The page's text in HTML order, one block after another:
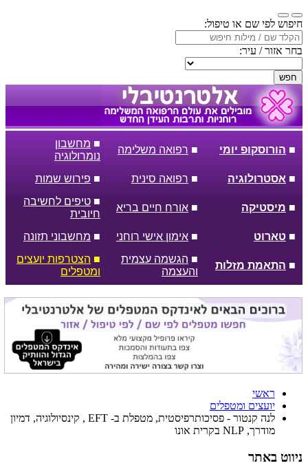
חיפוש לפי שם או טיפול:
בחר אזור / עיר:
חפש
■ הורוסקופ יומי ■ רפואה משלימה
■ מחשבון
נומרולוגיה
■ אסטרולוגיה ■ רפואה סינית ■ פירוש שמות
■ מיסטיקה ■ אורח חיים בריא
■ טיפים לחשיבה
חיובית
■ טארוט ■ אימון אישי רוחני ■ מחשבוני תזונה
■ התאמת מזלות
■ הגשמה עצמית
והעצמה
■ הצטרפות יועצים
ומטפלים
ראשי
יועצים ומטפלים
לנה קנטור - פסיכותרפיסטית, מטפלת ב- EFT , קינסיולוגיה, דמיון
מודרך, NLP בקרית אונו
ניווט באתר